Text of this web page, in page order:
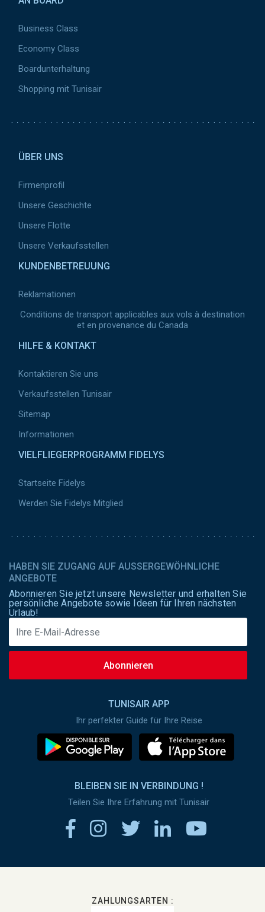
Business Class
Economy Class
Boardunterhaltung
Shopping mit Tunisair
ÜBER UNS
Firmenprofil
Unsere Geschichte
Unsere Flotte
Unsere Verkaufsstellen
KUNDENBETREUUNG
Reklamationen
Conditions de transport applicables aux vols à destination
et en provenance du Canada
HILFE & KONTAKT
Kontaktieren Sie uns
Verkaufsstellen Tunisair
Sitemap
Informationen
VIELFLIEGERPROGRAMM FIDELYS
Startseite Fidelys
Werden Sie Fidelys Mitglied
HABEN SIE ZUGANG AUF AUSSERGEWÖHNLICHE A
NGEBOTE
Abonnieren Sie jetzt unsere Newsletter und erhalten Sie
persönliche Angebote sowie Ideen für Ihren nächsten
Urlaub!
Abonnieren
TUNISAIR APP
Ihr perfekter Guide für Ihre Reise
BLEIBEN SIE IN VERBINDUNG !
Teilen Sie Ihre Erfahrung mit Tunisair
ZAHLUNGSARTEN :